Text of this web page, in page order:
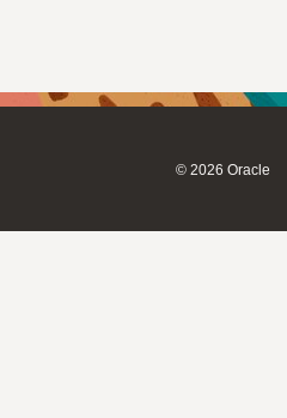
© 2026 Oracle